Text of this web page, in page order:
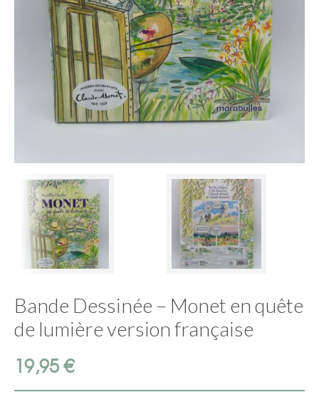
Bande Dessinée – Monet en quête
de lumière version française
19,95€